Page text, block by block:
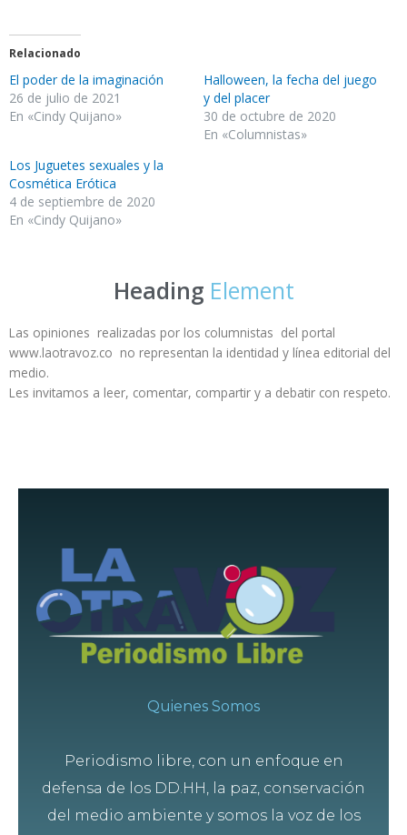
Relacionado
El poder de la imaginación
26 de julio de 2021
En «Cindy Quijano»
Halloween, la fecha del juego
y del placer
30 de octubre de 2020
En «Columnistas»
Los Juguetes sexuales y la
Cosmética Erótica
4 de septiembre de 2020
En «Cindy Quijano»
Heading Element
Las opiniones realizadas por los columnistas del portal
www.laotravoz.co no representan la identidad y línea editorial del
medio.
Les invitamos a leer, comentar, compartir y a debatir con respeto.
Quienes Somos
Periodismo libre, con un enfoque en
defensa de los DD.HH, la paz, conservación
del medio ambiente y somos la voz de los